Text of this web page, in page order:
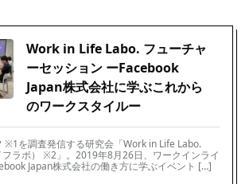
Work in Life Labo. フューチャ
ーセッション ーFacebook
Japan株式会社に学ぶこれから
のワークスタイルー
※1を調査発信する研究会「Work in Life Labo.
フラボ） ※2」。2019年8月26日、ワークインライ
Japan株式会社の働き方に学ぶイベント […]